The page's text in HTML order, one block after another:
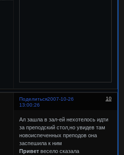
Поделиться 10
2007-10-26
13:00:26
Ал зашла в зал-ей нехотелось идти
за преподский стол,но увидев там
новоиспеченных преподов она
заспешила к ним
Привет весело сказала